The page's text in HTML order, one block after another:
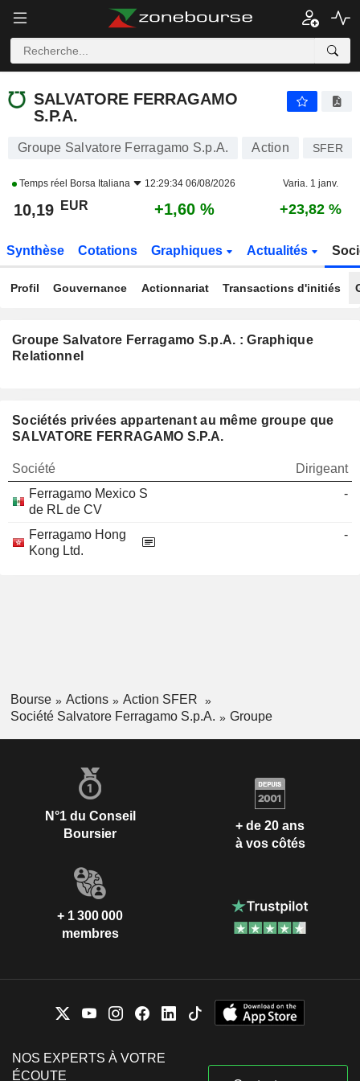
SALVATORE FERRAGAMO
S.P.A.
Groupe Salvatore Ferragamo S.p.A. Action SFER
Temps réel Borsa Italiana 12:29:34 06/08/2026 Varia. 1 janv.
10,19 EUR +1,60 % +23,82 %
Synthèse Cotations Graphiques Actualités
Profil Gouvernance Actionnariat Transactions d'initiés
Groupe Salvatore Ferragamo S.p.A. : Graphique
Relationnel
Sociétés privées appartenant au même groupe que
SALVATORE FERRAGAMO S.P.A.
Société
Dirigeant
Ferragamo Mexico S
de RL de CV
-
Ferragamo Hong
Kong Ltd.
-
Bourse Actions
Action SFER
Société Salvatore Ferragamo S.p.A.
Groupe
N°1 du Conseil
Boursier
+ de 20 ans
à vos côtés
+ 1 300 000
membres
NOS EXPERTS À VOTRE
ÉCOUTE